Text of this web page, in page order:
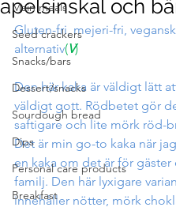
Main meals
Seed crackers
Snacks/bars
Dessert/snacks
Sourdough bread
Dips
Personal care products
Breakfast
apelsinskal och
Gluten-fri, mejeri-fri, vegansk
alternativ(V)
Den här kaka är väldigt lätt
väldigt gott. Rödbetet gör
saftigare och lite mörk röd-
Det är min go-to kaka när
en kaka om det är för gäster
familj. Den här lyxigare
innehåller nötter, mörk